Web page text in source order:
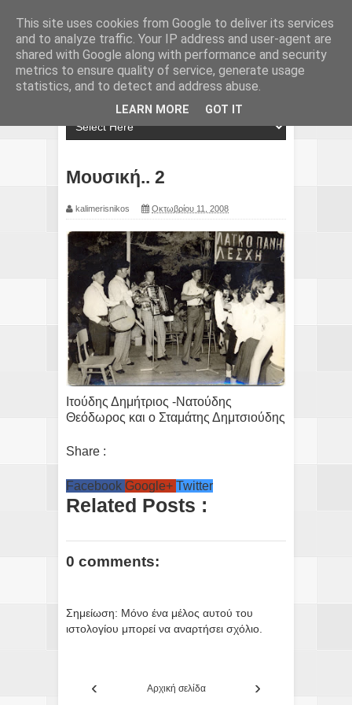
Μουσική.. 2
kalimerisnikos Οκτωβρίου 11, 2008
Ιτούδης Δημήτριος -Νατούδης
Θεόδωρος και ο Σταμάτης Δημτσιούδης
Share :
Facebook Google+ Twitter
Related Posts :
0 comments:
Σημείωση: Μόνο ένα μέλος αυτού του
ιστολογίου μπορεί να αναρτήσει σχόλιο.
‹ ›
Αρχική σελίδα
This site uses cookies from Google to deliver its services
and to analyze traffic. Your IP address and user-agent are
shared with Google along with performance and security
metrics to ensure quality of service, generate usage
statistics, and to detect and address abuse.
LEARN MORE GOT IT